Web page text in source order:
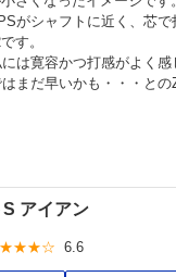
がシャフトに近く、芯
す。
は寛容かつ打感がよく
まだ早いかも・・・と
アイアン
6.6